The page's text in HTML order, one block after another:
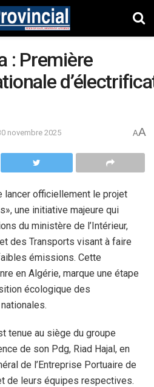
: Première
novembre 2025 AA
lancer officiellement le projet
une initiative majeure qui
du ministère de l’Intérieur,
des Transports visant à faire
émissions. Cette
en Algérie, marque une étape
écologique des
tenue au siège du groupe
de son Pdg, Riad Hajal, en
de l’Entreprise Portuaire de
de leurs équipes respectives.